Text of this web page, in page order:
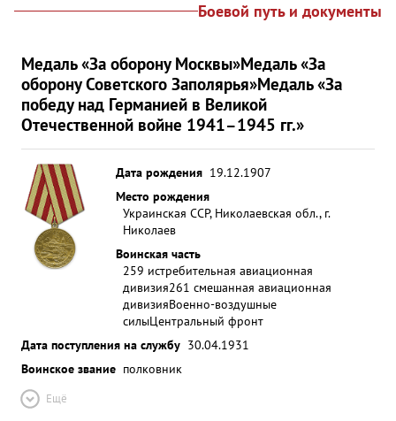
Боевой путь и документы
Медаль «За оборону Москвы»Медаль «За
оборону Советского Заполярья»Медаль «За
победу над Германией в Великой
Отечественной войне 1941–1945 гг.»
Дата рождения 19.12.1907
Место рождения
Украинская ССР, Николаевская обл., г.
Николаев
Воинская часть
259 истребительная авиационная
дивизия261 смешанная авиационная
дивизияВоенно-воздушные
силыЦентральный фронт
Дата поступления на службу 30.04.1931
Воинское звание полковник
Ещё